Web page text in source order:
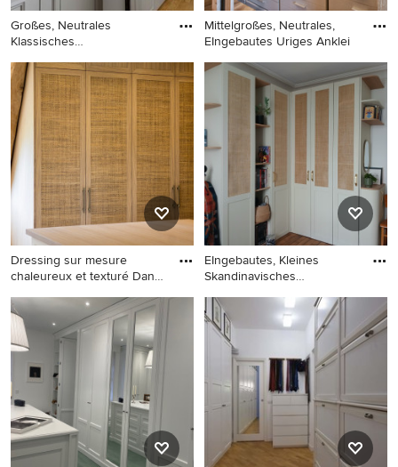
Großes, Neutrales
Klassisches
Großes, Neutrales
Klassisches Ankleidezimmer
mit Ankleidebereich,
Schrankfronten im Shaker-
Stil, grauen Schränken,
hellem Holzboden und
braunem Boden in Paris
Mittelgroßes, Neutrales,
EIngebautes Uriges Anklei
Mittelgroßes, Neutrales,
EIngebautes Uriges
Ankleidezimmer mit hellem
Holzboden, Schrankfronten
im Shaker-Stil und
hellbraunen Holzschränken
in Turin
Dressing sur mesure
chaleureux et texturé Dans
Großes, Neutrales
Klassisches Ankleidezimmer
mit Ankleidebereich,
Schrankfronten im Shaker-
Stil, hellen Holzschränken
und hellem Holzboden in
Paris
EIngebautes, Kleines
Skandinavisches
EIngebautes, Kleines
Skandinavisches
Ankleidezimmer mit
Schrankfronten im Shaker-
Stil, beigen Schränken,
braunem Holzboden, beigem
Boden und eingelassener
Decke in Paris